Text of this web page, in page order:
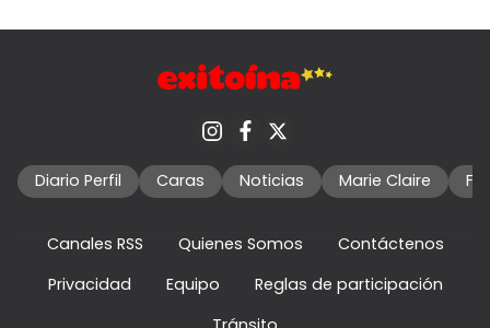
Diario Perfil Caras Noticias Marie Claire
Canales RSS Quienes Somos
Contáctenos
Privacidad
Equipo
Reglas de participación